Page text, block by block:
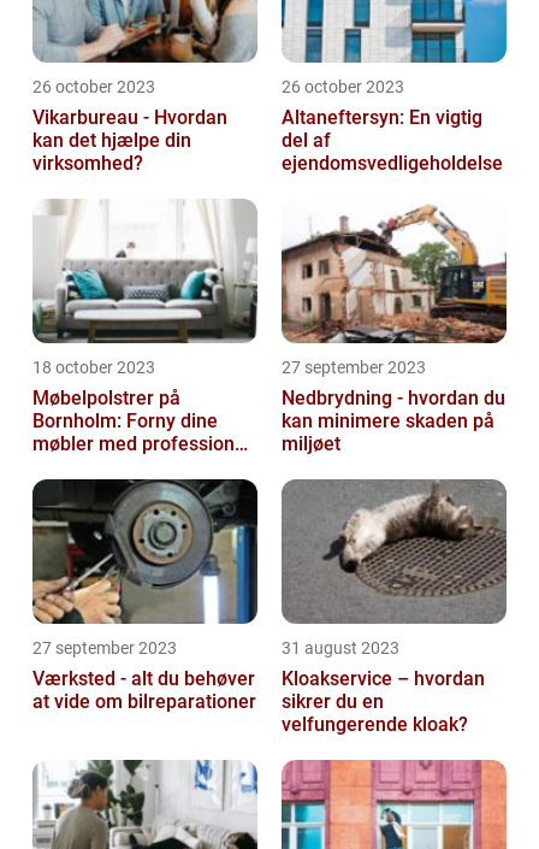
26 october 2023
Vikarbureau - Hvordan
kan det hjælpe din
virksomhed?
26 october 2023
Altaneftersyn: En vigtig
del af
ejendomsvedligeholdelse
18 october 2023
Møbelpolstrer på
Bornholm: Forny dine
møbler med professionel
27 september 2023
Nedbrydning - hvordan du
kan minimere skaden på
miljøet
27 september 2023
Værksted - alt du behøver
at vide om bilreparationer
31 august 2023
Kloakservice – hvordan
sikrer du en
velfungerende kloak?